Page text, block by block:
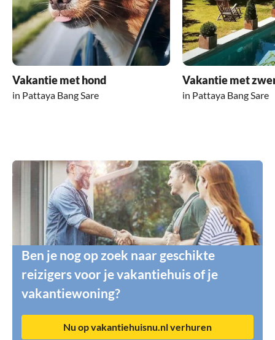
voor elke activiteit.
Op dit punt, een grote dank aan de gastheer en
de beste groeten uit Oostenrijk
Vakantie met hond
in Pattaya Bang Sare
Vakantie met
in Pattaya Bang Sare
Ben je nog op zoek naar geschikte
reizigers voor je vakantiehuis of je
vakantiewoning?
Nu op vakantiehuisnu.nl verhuren